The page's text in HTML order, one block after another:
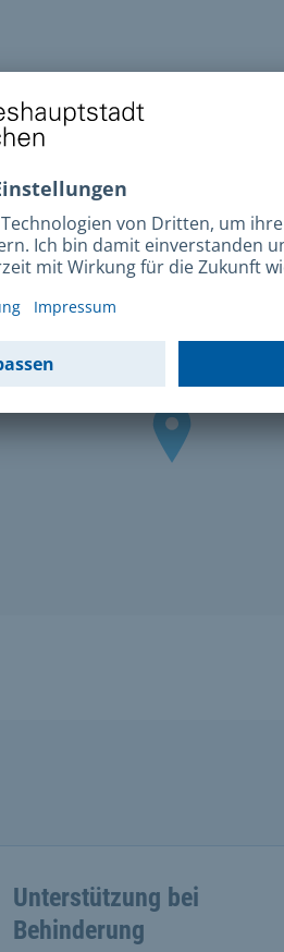
3a
MVV
Unterstützung bei
Behinderung